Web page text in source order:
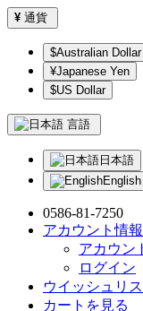
¥ 通貨
$Australian Dollar
¥Japanese Yen
$US Dollar
言語
日本語
English
0586-81-7250
アカウント情報
アカウン
ログイン
ウイッシュリ
カートを見る